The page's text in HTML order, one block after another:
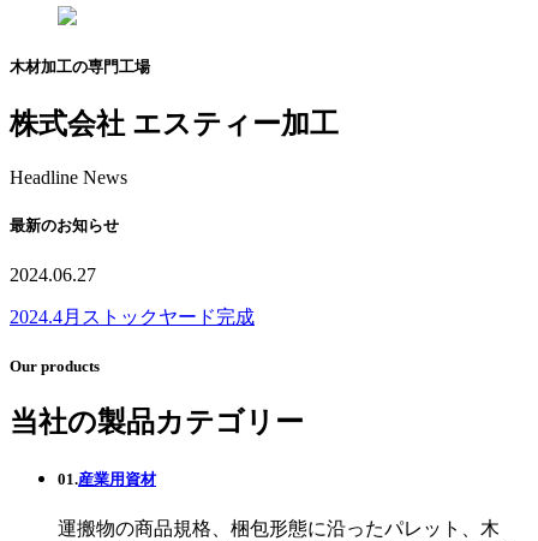
木材加工の専門工場
株式会社 エスティー加工
Headline News
最新のお知らせ
2024.06.27
2024.4月ストックヤード完成
Our products
当社の製品カテゴリー
01.産業用資材
運搬物の商品規格、梱包形態に沿ったパレット、木